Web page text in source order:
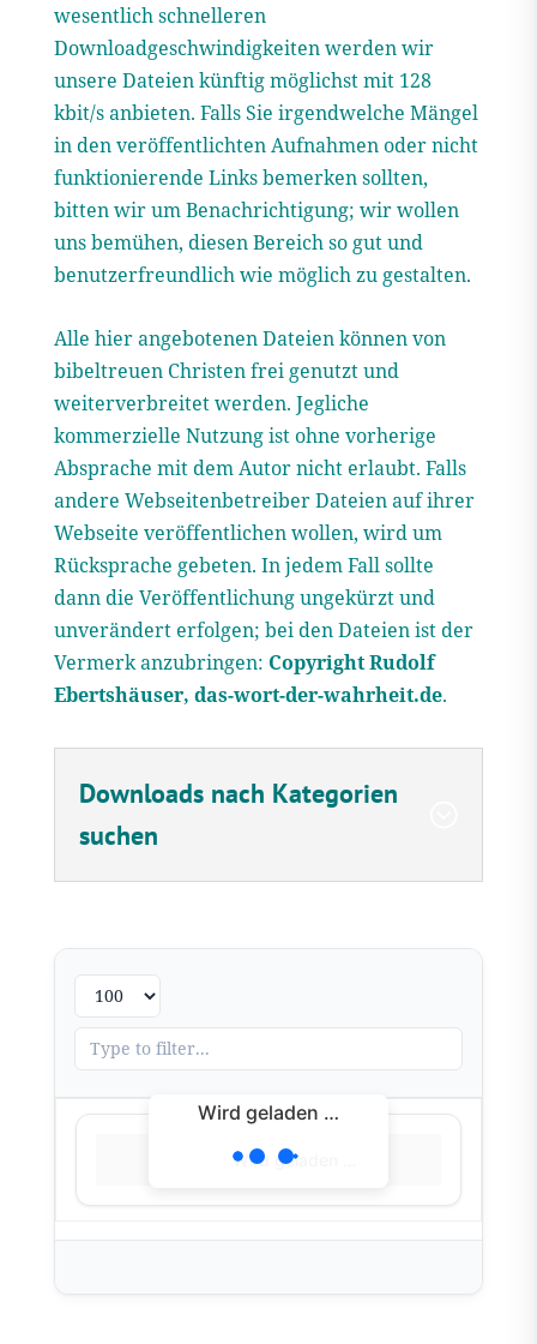
wesentlich schnelleren
Downloadgeschwindigkeiten werden wir
unsere Dateien künftig möglichst mit 128
kbit/s anbieten. Falls Sie irgendwelche Mängel
in den veröffentlichten Aufnahmen oder nicht
funktionierende Links bemerken sollten,
bitten wir um Benachrichtigung; wir wollen
uns bemühen, diesen Bereich so gut und
benutzerfreundlich wie möglich zu gestalten.
Alle hier angebotenen Dateien können von
bibeltreuen Christen frei genutzt und
weiterverbreitet werden. Jegliche
kommerzielle Nutzung ist ohne vorherige
Absprache mit dem Autor nicht erlaubt. Falls
andere Webseitenbetreiber Dateien auf ihrer
Webseite veröffentlichen wollen, wird um
Rücksprache gebeten. In jedem Fall sollte
dann die Veröffentlichung ungekürzt und
unverändert erfolgen; bei den Dateien ist der
Vermerk anzubringen: Copyright Rudolf
Ebertshäuser, das-wort-der-wahrheit.de.
Downloads nach Kategorien
suchen
Wird geladen …
Wird geladen …